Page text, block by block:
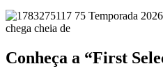
Conheça a “First